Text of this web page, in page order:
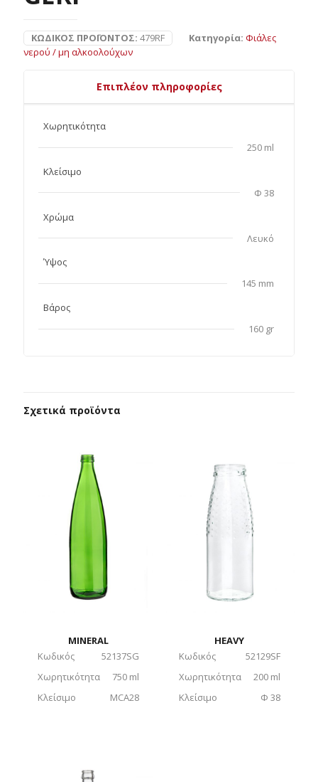
ΚΩΔΙΚΌΣ ΠΡΟΪΌΝΤΟΣ: 479RF Κατηγορία: Φιάλες
νερού / μη αλκοολούχων
Επιπλέον πληροφορίες
Χωρητικότητα
250 ml
Κλείσιμο
Φ 38
Χρώμα
Λευκό
Ύψος
145 mm
Βάρος
160 gr
Σχετικά προϊόντα
MINERAL
Κωδικός
52137SG
Χωρητικότητα
750 ml
Κλείσιμο
MCA28
HEAVY
Κωδικός
52129SF
Χωρητικότητα
200 ml
Κλείσιμο
Φ 38